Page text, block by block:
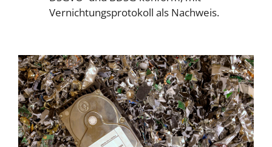
Vernichtungsprotokoll als Nachweis.